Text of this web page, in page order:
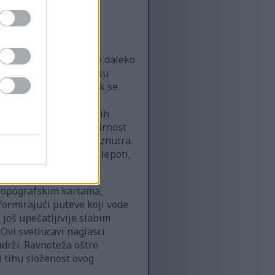
objektiv u nešto daleko
je uzdignut u blisku
poprečni presek se
Svaki preklop i
između dubokih
Prirodna prozirnost
da kupus tiho sija iznutra.
razmišlja o njegovoj lepoti,
kartama,
puteve koji vode
još upečatljivije slabim
svetlucavi naglasci
Ravnoteža oštre
složenost ovog